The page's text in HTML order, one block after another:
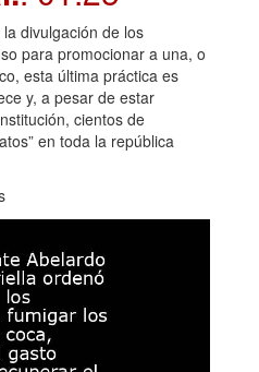
divulgación de los
para promocionar a una, o
esta última práctica es
y, a pesar de estar
cientos de
en toda la república